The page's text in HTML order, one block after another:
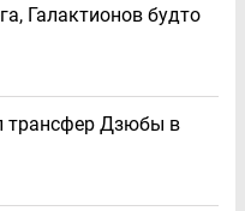
Галактионов будто
трансфер Дзюбы в